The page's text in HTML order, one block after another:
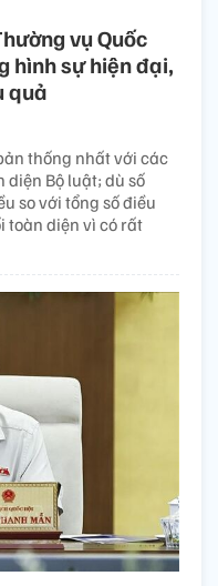
vụ Quốc
hình sự hiện đại,
quả
thống nhất với các
diện Bộ luật; dù số
so với tổng số điều
toàn diện vì có rất